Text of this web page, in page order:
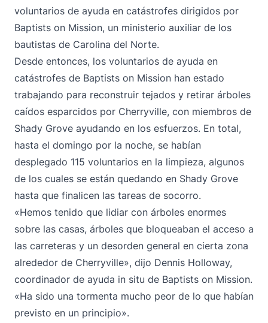
voluntarios de ayuda en catástrofes dirigidos por
Baptists on Mission, un ministerio auxiliar de los
bautistas de Carolina del Norte.
Desde entonces, los voluntarios de ayuda en
catástrofes de Baptists on Mission han estado
trabajando para reconstruir tejados y retirar árboles
caídos esparcidos por Cherryville, con miembros de
Shady Grove ayudando en los esfuerzos. En total,
hasta el domingo por la noche, se habían
desplegado 115 voluntarios en la limpieza, algunos
de los cuales se están quedando en Shady Grove
hasta que finalicen las tareas de socorro.
«Hemos tenido que lidiar con árboles enormes
sobre las casas, árboles que bloqueaban el acceso a
las carreteras y un desorden general en cierta zona
alrededor de Cherryville», dijo Dennis Holloway,
coordinador de ayuda in situ de Baptists on Mission.
«Ha sido una tormenta mucho peor de lo que habían
previsto en un principio».